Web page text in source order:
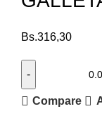
Bs.316,30
Compare